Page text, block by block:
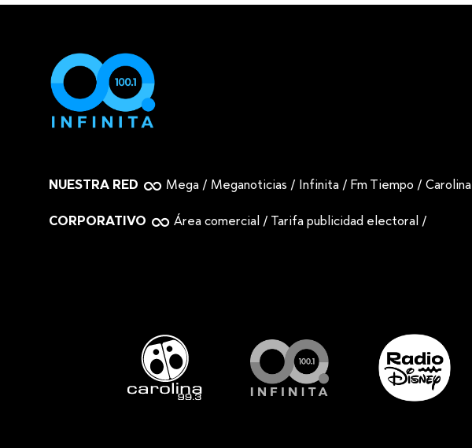
NUESTRA RED Mega / Meganoticias / Infinita /Fm Tiempo /Carolina
CORPORATIVO Área comercial / Tarifa publicidad electoral /